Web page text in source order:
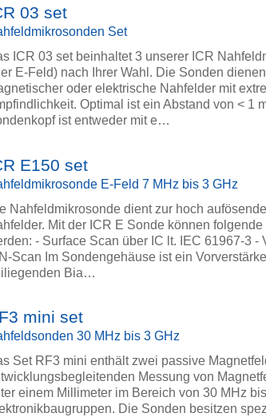
03 set
Set
ICR 03 set beinhaltet 3 unserer ICR
E-Feld) nach Ihrer Wahl. Die Sonden
oder elektrische Nahfelder mit
Optimal ist ein Abstand von < 1
ist entweder mit e…
E150 set
E-Feld 7 MHz bis 3 GHz
Nahfeldmikrosonde dient zur hoch
Mit der ICR E Sonde können
- Surface Scan über IC lt. IEC 61967-3 -
Scan Im Sondengehäuse ist ein
Bia…
mini set
30 MHz bis 3 GHz
Set RF3 mini enthält zwei passive
Messung von
einem Millimeter im Bereich von 30 MHz
Die Sonden besitzen